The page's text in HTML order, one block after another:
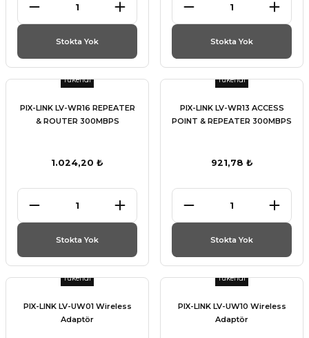
Stokta Yok Stokta Yok
Tükendi
PIX-LINK LV-WR16 REPEATER
& ROUTER 300MBPS
1.024,20 ₺
Stokta Yok
Tükendi
PIX-LINK LV-WR13 ACCESS
POINT & REPEATER 300MBPS
921,78 ₺
Stokta Yok
Tükendi
PIX-LINK LV-UW01 Wireless
Adaptör
Tükendi
PIX-LINK LV-UW10 Wireless
Adaptör